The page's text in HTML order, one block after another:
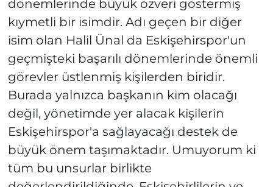
dönemlerinde büyük özveri göstermiş
kıymetli bir isimdir. Adı geçen bir diğer
isim olan Halil Ünal da Eskişehirspor'un
geçmişteki başarılı dönemlerinde önemli
görevler üstlenmiş kişilerden biridir.
Burada yalnızca başkanın kim olacağı
değil, yönetimde yer alacak kişilerin
Eskişehirspor'a sağlayacağı destek de
büyük önem taşımaktadır. Umuyorum ki
tüm bu unsurlar birlikte